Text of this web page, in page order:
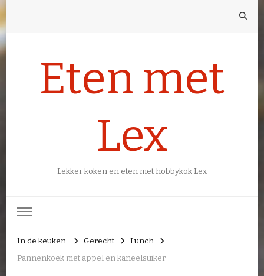
Eten met
Lex
Lekker koken en eten met hobbykok Lex
In de keuken Gerecht
Lunch
Pannenkoek met appel en kaneelsuiker